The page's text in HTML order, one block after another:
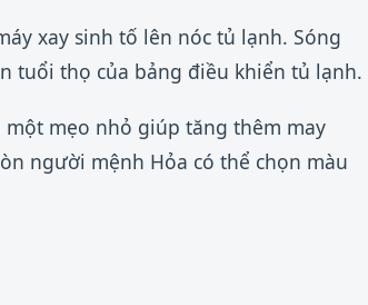
xay sinh tố lên nóc tủ lạnh. Sóng
tuổi thọ của bảng điều khiển tủ lạnh.
mẹo nhỏ giúp tăng thêm may
người mệnh Hỏa có thể chọn màu